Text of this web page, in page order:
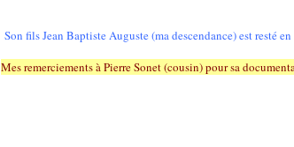
Son fils Jean Baptiste Auguste (ma descendance) est resté
Mes remerciements à Pierre Sonet (cousin) pour sa